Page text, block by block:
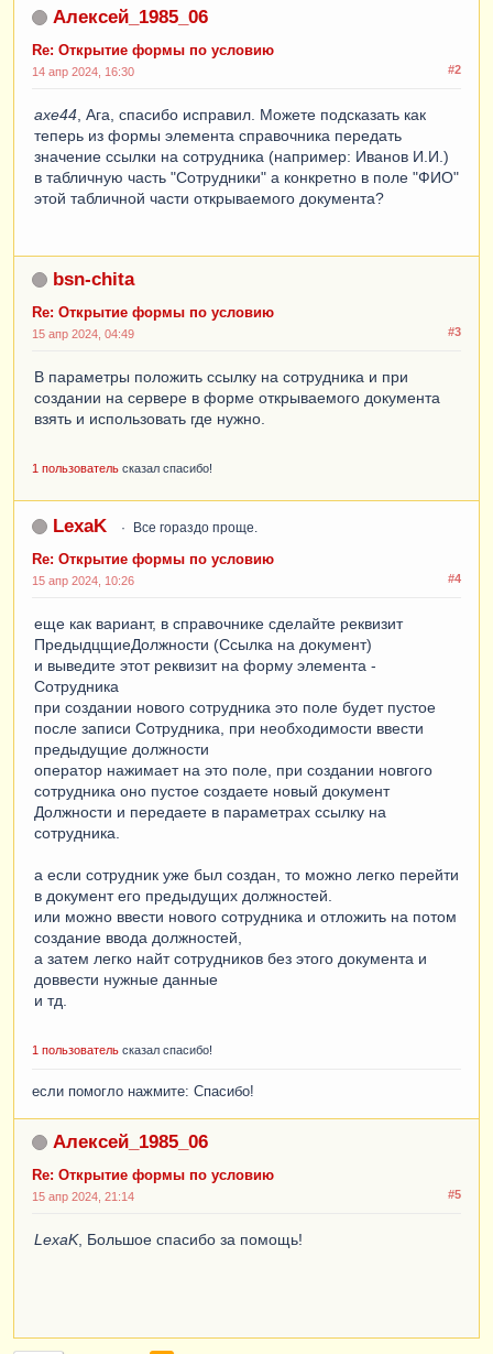
Алексей_1985_06
Re: Открытие формы по условию
#2
14 апр 2024, 16:30
axe44 , Ага, спасибо исправил. Можете подсказать как
теперь из формы элемента справочника передать
значение ссылки на сотрудника (например: Иванов И.И.)
в табличную часть "Сотрудники" а конкретно в поле "ФИО"
этой табличной части открываемого документа?
bsn-chita
Re: Открытие формы по условию
#3
15 апр 2024, 04:49
В параметры положить ссылку на сотрудника и при
создании на сервере в форме открываемого документа
взять и использовать где нужно.
1 пользователь сказал спасибо!
LexaK Все гораздо проще.
Re: Открытие формы по условию
#4
15 апр 2024, 10:26
еще как вариант, в справочнике сделайте реквизит
ПредыдцщиеДолжности (Ссылка на документ)
и выведите этот реквизит на форму элемента -
Сотрудника
при создании нового сотрудника это поле будет пустое
после записи Сотрудника, при необходимости ввести
предыдущие должности
оператор нажимает на это поле, при создании новгого
сотрудника оно пустое создаете новый документ
Должности и передаете в параметрах ссылку на
сотрудника.
а если сотрудник уже был создан, то можно легко перейти
в документ его предыдущих должностей.
или можно ввести нового сотрудника и отложить на потом
создание ввода должностей,
а затем легко найт сотрудников без этого документа и
доввести нужные данные
и тд.
1 пользователь сказал спасибо!
если помогло нажмите: Спасибо!
Алексей_1985_06
Re: Открытие формы по условию
#5
15 апр 2024, 21:14
LexaK, Большое спасибо за помощь!